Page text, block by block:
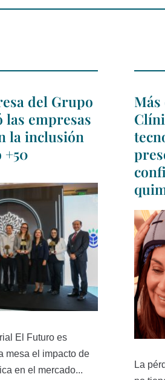
del Grupo
las empresas
la inclusión
+50
El Futuro es
mesa el impacto de
en el mercado...
La